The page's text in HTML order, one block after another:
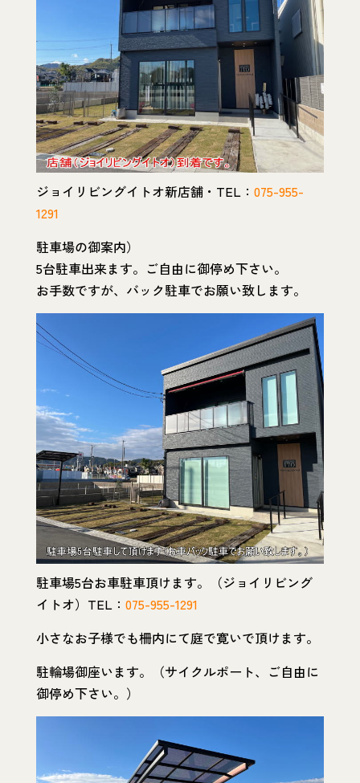
ジョイリビングイトオ新店舗・TEL： 075-955-
1291
駐車場の御案内）
5台駐車出来ます。ご自由に御停め下さい。
お手数ですが、バック駐車でお願い致します。
駐車場5台お車駐車頂けます。（ジョイリビング
イトオ）TEL： 075-955-1291
小さなお子様でも柵内にて庭で寛いで頂けます。
駐輪場御座います。（サイクルポート、ご自由に
御停め下さい。）